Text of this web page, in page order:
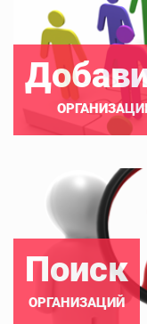
Поиск
ОРГАНИЗАЦИЙ